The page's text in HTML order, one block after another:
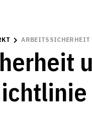
ARBEITSSICHERHEIT